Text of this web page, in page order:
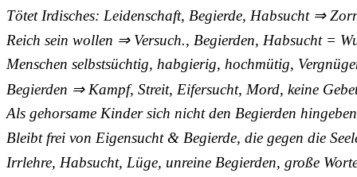
Tötet Irdisches: Leidenschaft, Begierde, Habsucht ⇒
Reich sein wollen ⇒ Versuch., Begierden, Habsucht =
Menschen selbstsüchtig, habgierig, hochmütig,
Begierden ⇒ Kampf, Streit, Eifersucht, Mord, keine
Als gehorsame Kinder sich nicht den Begierden hingeben
Bleibt frei von Eigensucht & Begierde, die gegen die
Irrlehre, Habsucht, Lüge, unreine Begierden, große